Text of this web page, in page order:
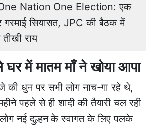
Nation One Election: एक
सियासत, JPC की बैठक में
तीखी राय
घर में मातम माँ ने खोया आपा
की धुन पर सभी लोग नाच-गा रहे थे,
पहले से ही शादी की तैयारी चल रही
नई दुल्हन के स्वागत के लिए पलके